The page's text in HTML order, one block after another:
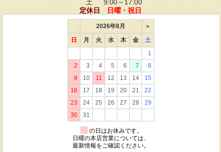
土
9:00～17:00
定休日
日曜・祝日